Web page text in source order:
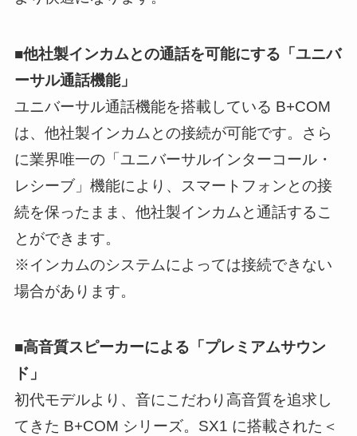
■他社製インカムとの通話を可能にする「ユニバ
ーサル通話機能」
ユニバーサル通話機能を搭載している B+COM
は、他社製インカムとの接続が可能です。さら
に業界唯一の「ユニバーサルインターコール・
レシーブ」機能により、スマートフォンとの接
続を保ったまま、他社製インカムと通話するこ
とができます。
※インカムのシステムによっては接続できない
場合があります。
■高音質スピーカーによる「プレミアムサウン
ド」
初代モデルより、音にこだわり高音質を追求し
てきた B+COM シリーズ。SX1 に搭載された＜